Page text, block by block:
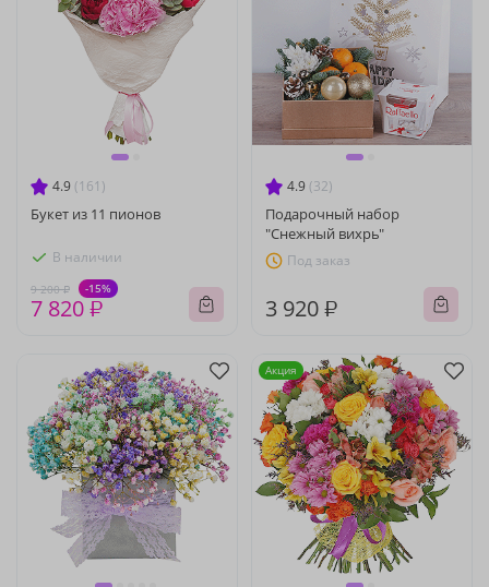
4.9 (161)
Букет из 11 пионов
В наличии
9 200 ₽ -15%
7 820 ₽
4.9 (32)
Подарочный набор
"Снежный вихрь"
Под заказ
3 920 ₽
Акция